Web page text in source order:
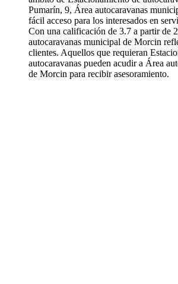
Pumarín, 9, Área autocaravanas
fácil acceso para los interesados en
Con una calificación de 3.7 a partir de
autocaravanas municipal de Morcin
clientes. Aquellos que requieran
autocaravanas pueden acudir a Área
de Morcin para recibir asesoramiento.